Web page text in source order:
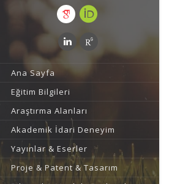
Ana Sayfa
Eğitim Bilgileri
Araştırma Alanları
Akademik İdari Deneyim
Yayınlar & Eserler
Proje & Patent & Tasarım